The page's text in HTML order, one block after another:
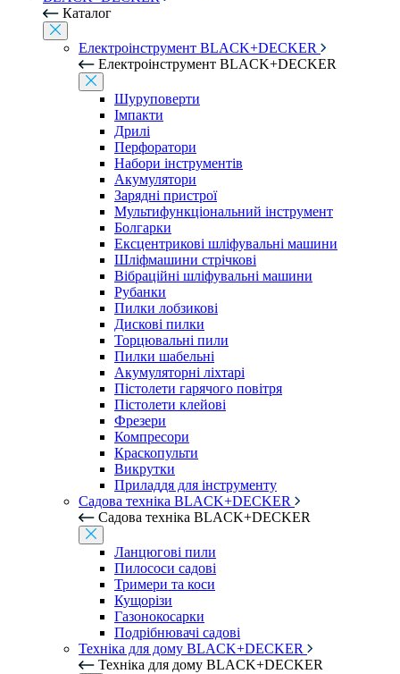
Каталог
Електроінструмент BLACK+DECKER
Електроінструмент BLACK+DECKER
Шуруповерти
Імпакти
Дрилі
Перфоратори
Набори інструментів
Акумулятори
Зарядні пристрої
Мультифункціональний інструмент
Болгарки
Ексцентрикові шліфувальні машини
Шліфмашини стрічкові
Вібраційні шліфувальні машини
Рубанки
Пилки лобзикові
Дискові пилки
Торцювальні пили
Пилки шабельні
Акумуляторні ліхтарі
Пістолети гарячого повітря
Пістолети клейові
Фрезери
Компресори
Краскопульти
Викрутки
Приладдя для інструменту
Садова техніка BLACK+DECKER
Садова техніка BLACK+DECKER
Ланцюгові пили
Пилососи садові
Тримери та коси
Кущорізи
Газонокосарки
Подрібнювачі садові
Техніка для дому BLACK+DECKER
Техніка для дому BLACK+DECKER